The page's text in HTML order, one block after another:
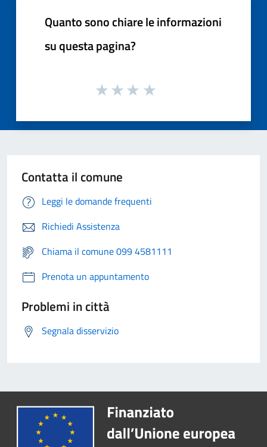
Quanto sono chiare le informazioni
su questa pagina?
Contatta il comune
Leggi le domande frequenti
Richiedi Assistenza
Chiama il comune 099 4581111
Prenota un appuntamento
Problemi in città
Segnala disservizio